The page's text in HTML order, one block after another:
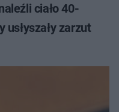
ciało 40-
usłyszały zarzut